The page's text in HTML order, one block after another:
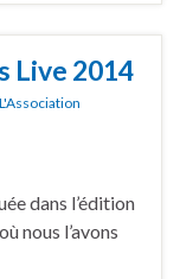
Live 2014
L'Association
dans l’édition
nous l’avons